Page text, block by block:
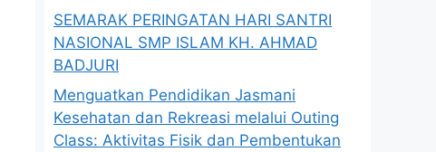
SEMARAK PERINGATAN HARI SANTRI
NASIONAL SMP ISLAM KH. AHMAD
BADJURI
Menguatkan Pendidikan Jasmani
Kesehatan dan Rekreasi melalui Outing
Class: Aktivitas Fisik dan Pembentukan